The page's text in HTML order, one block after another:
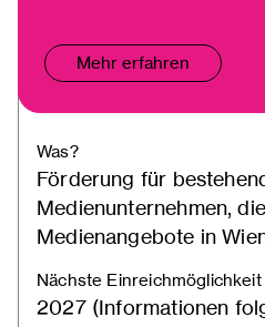
Mehr erfahren
Was?
Förderung für
Medienunternehmen,
Medienangebote in
Nächste Einreichmöglichkeit
2027 (Informationen